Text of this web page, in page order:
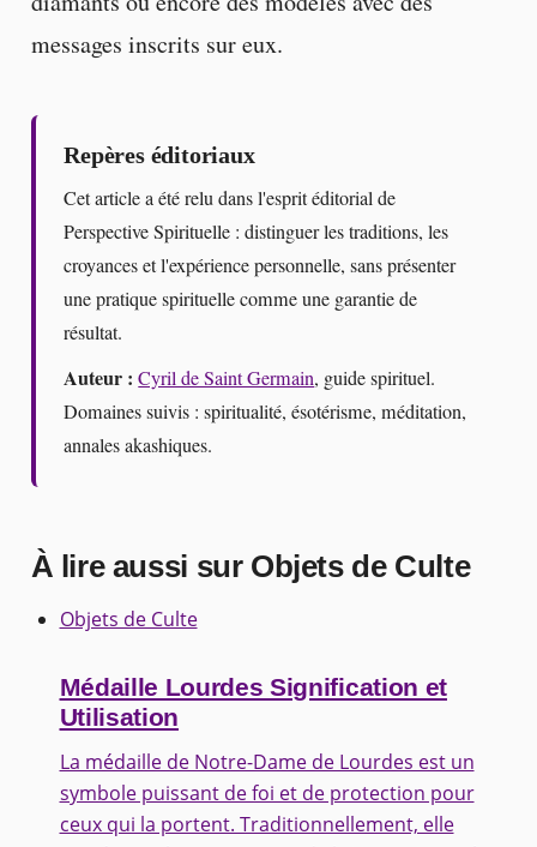
messages inscrits sur eux.
Repères éditoriaux
Cet article a été relu dans l'esprit éditorial de
Perspective Spirituelle : distinguer les traditions, les
croyances et l'expérience personnelle, sans présenter
une pratique spirituelle comme une garantie de
résultat.
Auteur : Cyril de Saint Germain, guide spirituel.
Domaines suivis : spiritualité, ésotérisme, méditation,
annales akashiques.
À lire aussi sur Objets de Culte
Objets de Culte
Médaille Lourdes Signification et
Utilisation
La médaille de Notre-Dame de Lourdes est un
symbole puissant de foi et de protection pour
ceux qui la portent. Traditionnellement, elle